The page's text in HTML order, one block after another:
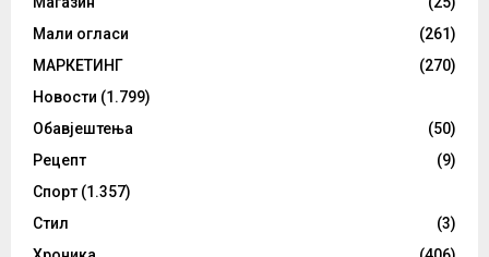
Мали огласи
(261)
МАРКЕТИНГ
(270)
Новости (1.799)
Обавјештења
(50)
Рецепт
(9)
Спорт (1.357)
Стил
(3)